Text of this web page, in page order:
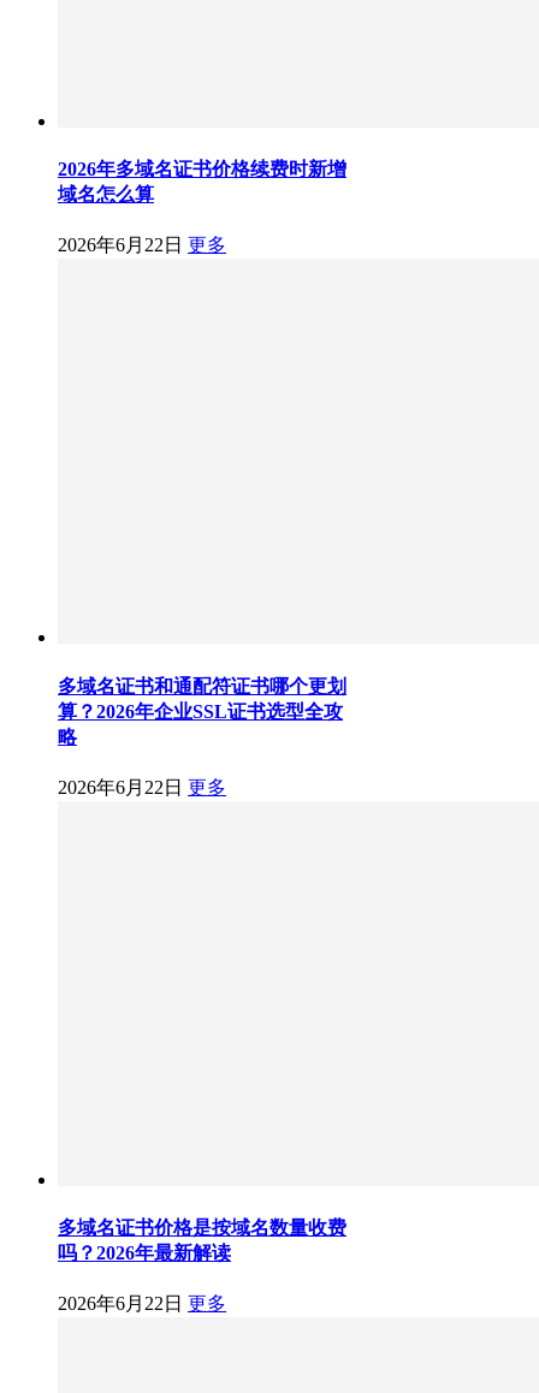
2026年多域名证书价格续费时新增
域名怎么算
2026年6月22日 更多
多域名证书和通配符证书哪个更划
算？2026年企业SSL证书选型全攻
略
2026年6月22日 更多
多域名证书价格是按域名数量收费
吗？2026年最新解读
2026年6月22日 更多